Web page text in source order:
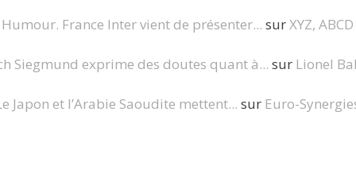
Humour. France Inter vient de présenter... surXYZ, ABCD
Siegmund exprime des doutes quant à... sur Lionel
Japon et l’Arabie Saoudite mettent... sur Euro-